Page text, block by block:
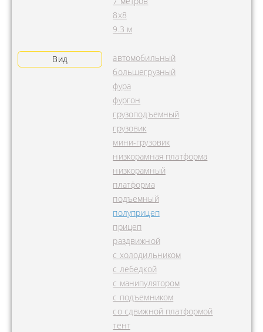
8х8
9.3 м
Вид
автомобильный
большегрузный
фура
фургон
грузоподъемный
грузовик
мини-грузовик
низкорамная платформа
низкорамный
платформа
подъемный
полуприцеп
прицеп
раздвижной
с холодильником
с лебедкой
с манипулятором
с подъемником
со сдвижной платформой
тент